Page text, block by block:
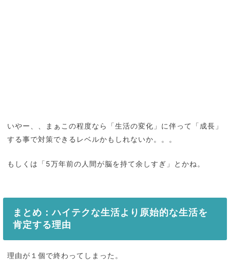
いやー、、まぁこの程度なら「生活の変化」に伴って「成長」
する事で対策できるレベルかもしれないか。。。
もしくは「5万年前の人間が脳を持て余しすぎ」とかね。
まとめ：ハイテクな生活より原始的な生活を
肯定する理由
理由が１個で終わってしまった。